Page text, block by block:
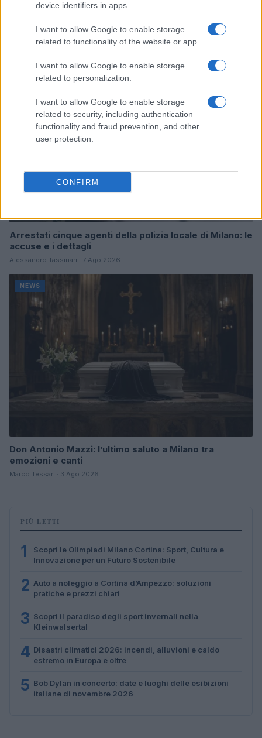
device identifiers in apps.
I want to allow Google to enable storage
related to functionality of the website or app.
I want to allow Google to enable storage
related to personalization.
I want to allow Google to enable storage
related to security, including authentication
functionality and fraud prevention, and other
user protection.
CONFIRM
Come scegliere le scarpe da running donna: comfort
e performance
Marco Tessari · 8 Ago 2026
Arrestati cinque agenti della polizia locale di Milano: le
accuse e i dettagli
Alessandro Tassinari · 7 Ago 2026
NEWS
Don Antonio Mazzi: l’ultimo saluto a Milano tra
emozioni e canti
Marco Tessari · 3 Ago 2026
PIÙ LETTI
1
Scopri le Olimpiadi Milano Cortina: Sport, Cultura e
Innovazione per un Futuro Sostenibile
2 Auto a noleggio a Cortina d’Ampezzo: soluzioni
pratiche e prezzi chiari
3 Scopri il paradiso degli sport invernali nella
Kleinwalsertal
4 Disastri climatici 2026: incendi, alluvioni e caldo
estremo in Europa e oltre
5 Bob Dylan in concerto: date e luoghi delle esibizioni
italiane di novembre 2026